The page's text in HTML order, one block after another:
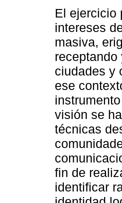
El ejercicio
intereses
masiva,
ciudades y
ese
visión se
técnicas
fin de
identificar